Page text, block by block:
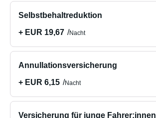
Selbstbehaltreduktion
+ EUR 19,67
Nacht
Annullationsversicherung
+ EUR 6,15
Nacht
Versicherung für junge Fahrer:innen